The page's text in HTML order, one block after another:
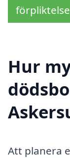
Hur
Att planera